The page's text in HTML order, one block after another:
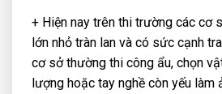
+ Hiện nay trên thi trường các cơ
lớn nhỏ tràn lan và có sức cạnh
cơ sở thường thi công ẩu, chọn
lượng hoặc tay nghề còn yếu làm